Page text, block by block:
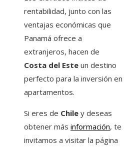
rentabilidad, junto con las
ventajas económicas que
Panamá ofrece a
extranjeros, hacen de
Costa del Este un destino
perfecto para la inversión en
apartamentos.
Si eres de Chile y deseas
obtener más información, te
invitamos a visitar la página